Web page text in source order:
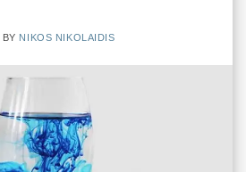
BY NIKOS NIKOLAIDIS